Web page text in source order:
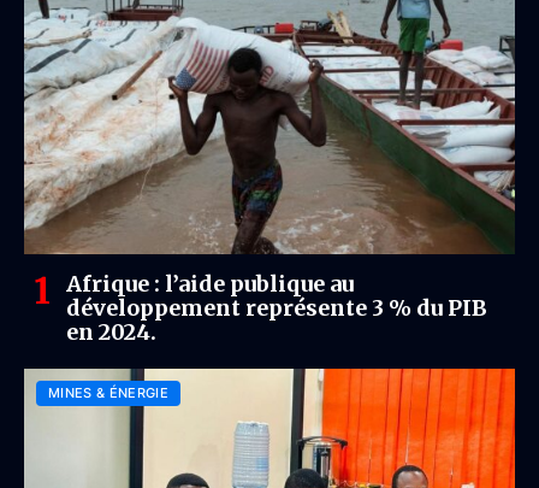
Afrique : l’aide publique au
développement représente 3 % du PIB
en 2024.
MINES & ÉNERGIE